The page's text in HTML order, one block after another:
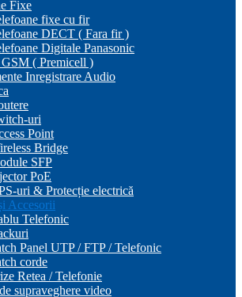
Fixe
fixe cu fir
DECT ( Fara fir )
Digitale Panasonic
( Premicell )
Inregistrare Audio
uri
Point
Bridge
SFP
PoE
uri & Protecție electrică
Accesorii
Telefonic
Panel UTP / FTP / Telefonic
corde
Retea / Telefonie
supraveghere video